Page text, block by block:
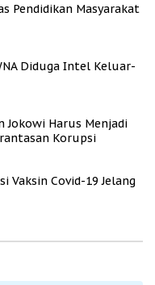
Pendidikan Masyarakat
Diduga Intel Keluar-
Jokowi Harus Menjadi
Korupsi
Vaksin Covid-19 Jelang